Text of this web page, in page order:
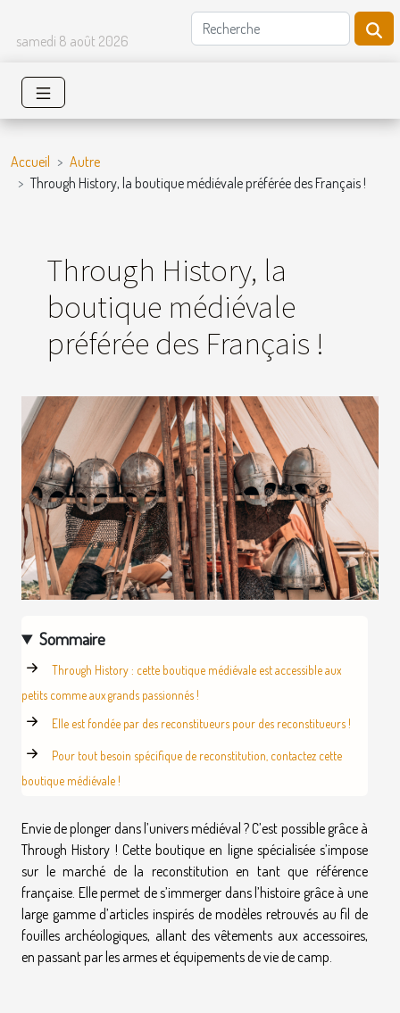
samedi 8 août 2026
Accueil
Autre
Through History, la boutique médiévale préférée des Français !
Through History, la
boutique médiévale
préférée des Français !
Sommaire
Through History : cette boutique médiévale est accessible aux
petits comme aux grands passionnés !
Elle est fondée par des reconstitueurs pour des reconstitueurs !
Pour tout besoin spécifique de reconstitution, contactez cette
boutique médiévale !
Envie de plonger dans l’univers médiéval ? C’est possible grâce à
Through History ! Cette boutique en ligne spécialisée s’impose
sur le marché de la reconstitution en tant que référence
française. Elle permet de s’immerger dans l’histoire grâce à une
large gamme d’articles inspirés de modèles retrouvés au fil de
fouilles archéologiques, allant des vêtements aux accessoires,
en passant par les armes et équipements de vie de camp.